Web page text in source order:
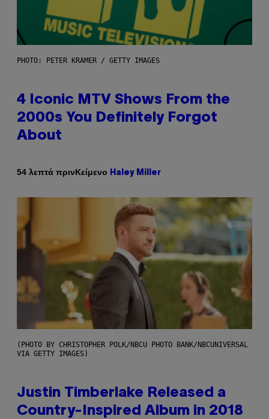
PHOTO: PETER KRAMER / GETTY IMAGES
4 Iconic MTV Shows From the
2000s You Definitely Forgot
About
54 λεπτά πρινΚείμενο Haley Miller
(PHOTO BY CHRISTOPHER POLK/NBCU PHOTO BANK/NBCUNIVERSAL
VIA GETTY IMAGES)
Justin Timberlake Released a
Country-Inspired Album in 2018